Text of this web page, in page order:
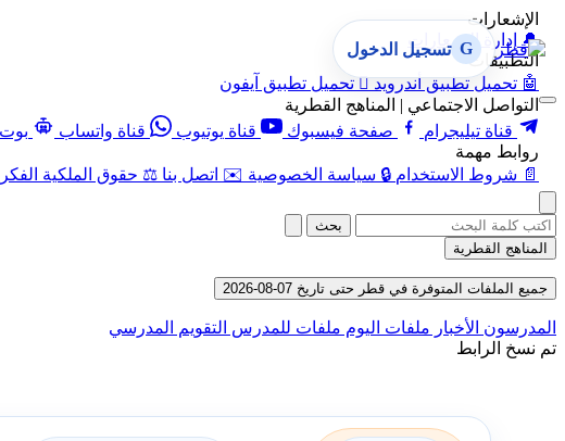
الإشعارات
🔔 إدارة الإشعارات
التطبيقات
🤖 تحميل تطبيق أندرويد  تحميل تطبيق آيفون
التواصل الاجتماعي | المناهج القطرية
قناة تيليجرام
صفحة فيسبوك قناة يوتيوب قناة واتساب
بوت
روابط مهمة
📄 شروط الاستخدام 🔒 سياسة الخصوصية ✉️ اتصل بنا ⚖️ حقوق الملكية
G تسجيل الدخول
بحث
المناهج القطرية
جميع الملفات المتوفرة في قطر حتى تاريخ 07-08-2026
المدرسون الأخبار ملفات اليوم ملفات للمدرس التقويم المدرسي
تم نسخ الرابط